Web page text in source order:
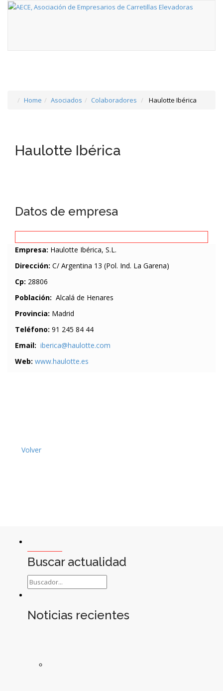
Home Asociados Colaboradores Haulotte Ibérica
Haulotte Ibérica
Datos de empresa
Empresa: Haulotte Ibérica, S.L.
Dirección: C/ Argentina 13 (Pol. Ind. La Garena)
Cp: 28806
Población: Alcalá de Henares
Provincia: Madrid
Teléfono: 91 245 84 44
Email: iberica@haulotte.com
Web: www.haulotte.es
Volver
Buscar actualidad
Noticias recientes